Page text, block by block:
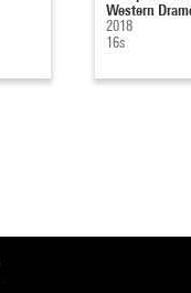
Western
2018
16s